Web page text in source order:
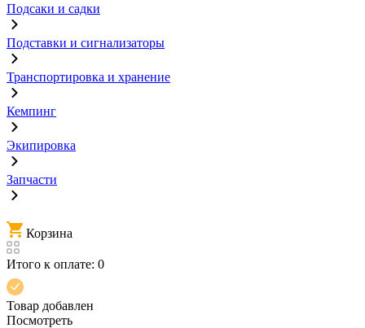
Подсаки и садки
Подставки и сигнализаторы
Транспортировка и хранение
Кемпинг
Экипировка
Запчасти
Корзина
Итого к оплате: 0
Товар добавлен
Посмотреть